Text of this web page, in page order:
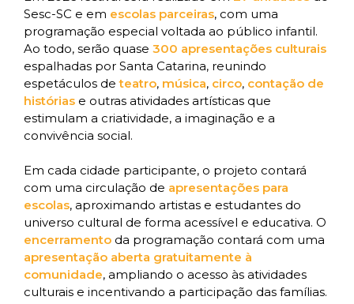
Sesc-SC e em escolas parceiras, com uma
programação especial voltada ao público infantil.
Ao todo, serão quase 300 apresentações culturais
espalhadas por Santa Catarina, reunindo
espetáculos deteatro, música, circo, contação de
histórias e outras atividades artísticas que
estimulam a criatividade, a imaginação e a
convivência social.
Em cada cidade participante, o projeto contará
com uma circulação de apresentações para
escolas, aproximando artistas e estudantes do
universo cultural de forma acessível e educativa. O
encerramento da programação contará com uma
apresentação aberta gratuitamente à
comunidade, ampliando o acesso às atividades
culturais e incentivando a participação das famílias.